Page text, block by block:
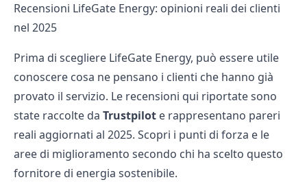
Recensioni LifeGate Energy: opinioni reali dei clienti
nel 2025
Prima di scegliere LifeGate Energy, può essere utile
conoscere cosa ne pensano i clienti che hanno già
provato il servizio. Le recensioni qui riportate sono
state raccolte da Trustpilot e rappresentano pareri
reali aggiornati al 2025. Scopri i punti di forza e le
aree di miglioramento secondo chi ha scelto questo
fornitore di energia sostenibile.